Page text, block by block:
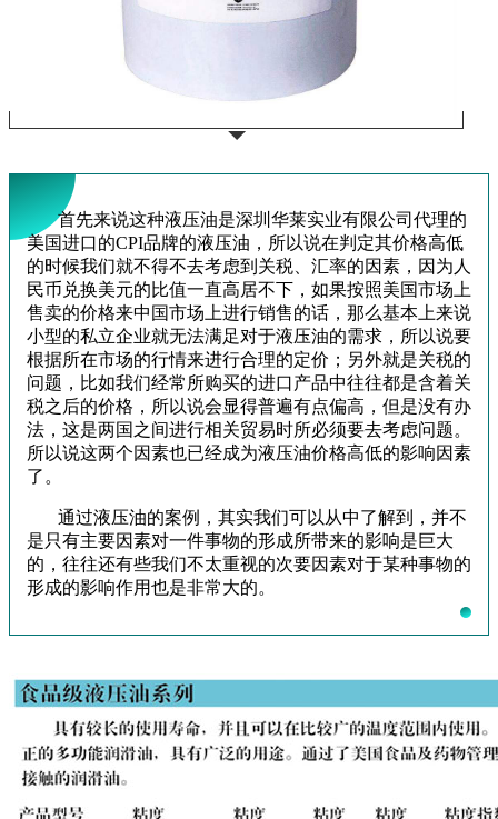
首先来说这种液压油是深圳华莱实业有限公司代理的
美国进口的CPI品牌的液压油，所以说在判定其价格高低
的时候我们就不得不去考虑到关税、汇率的因素，因为人
民币兑换美元的比值一直高居不下，如果按照美国市场上
售卖的价格来中国市场上进行销售的话，那么基本上来说
小型的私立企业就无法满足对于液压油的需求，所以说要
根据所在市场的行情来进行合理的定价；另外就是关税的
问题，比如我们经常所购买的进口产品中往往都是含着关
税之后的价格，所以说会显得普遍有点偏高，但是没有办
法，这是两国之间进行相关贸易时所必须要去考虑问题。
所以说这两个因素也已经成为液压油价格高低的影响因素
了。
通过液压油的案例，其实我们可以从中了解到，并不
是只有主要因素对一件事物的形成所带来的影响是巨大
的，往往还有些我们不太重视的次要因素对于某种事物的
形成的影响作用也是非常大的。